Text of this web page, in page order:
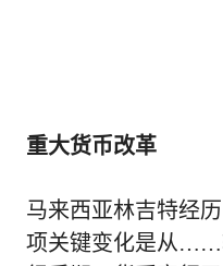
重大货币改革
马来西亚林吉特经
项关键变化是从